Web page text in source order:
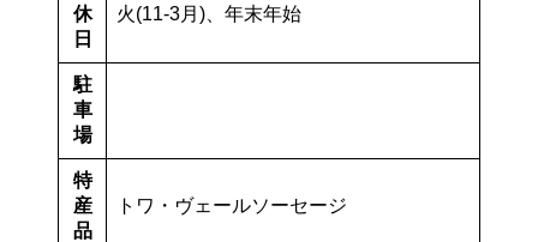
休
日
火(11-3月)、年末年始
駐
車
場
特
産
品
トワ・ヴェールソーセージ